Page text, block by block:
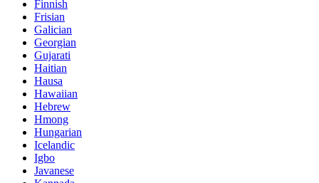
Finnish
Frisian
Galician
Georgian
Gujarati
Haitian
Hausa
Hawaiian
Hebrew
Hmong
Hungarian
Icelandic
Igbo
Javanese